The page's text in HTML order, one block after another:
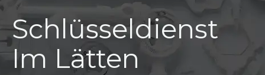
Schlüsseldienst
Im Lätten